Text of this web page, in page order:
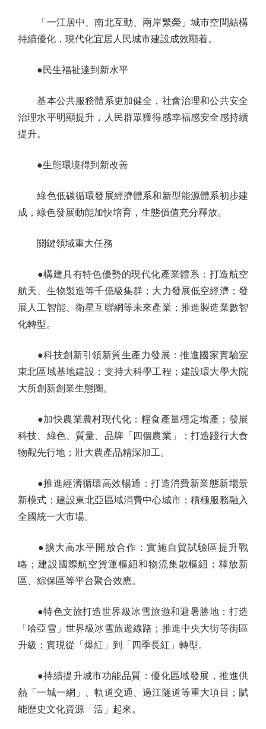
「一江居中、南北互動、兩岸繁榮」城市空間結構
持續優化，現代化宜居人民城市建設成效顯着。
●民生福祉達到新水平
基本公共服務體系更加健全，社會治理和公共安全
治理水平明顯提升，人民群眾獲得感幸福感安全感持續
提升。
●生態環境得到新改善
綠色低碳循環發展經濟體系和新型能源體系初步建
成，綠色發展動能加快培育，生態價值充分釋放。
關鍵領域重大任務
●構建具有特色優勢的現代化產業體系：打造航空
航天、生物製造等千億級集群；大力發展低空經濟；發
展人工智能、衛星互聯網等未來產業；推進製造業數智
化轉型。
●科技創新引領新質生產力發展：推進國家實驗室
東北區域基地建設；支持大科學工程；建設環大學大院
大所創新創業生態圈。
●加快農業農村現代化：糧食產量穩定增產；發展
科技、綠色、質量、品牌「四個農業」；打造踐行大食
物觀先行地；壯大農產品精深加工。
●推進經濟循環高效暢通：打造消費新業態新場景
新模式；建設東北亞區域消費中心城市；積極服務融入
全國統一大市場。
●擴大高水平開放合作：實施自貿試驗區提升戰
略；建設國際航空貨運樞紐和物流集散樞紐；釋放新
區、綜保區等平台聚合效應。
●特色文旅打造世界級冰雪旅遊和避暑勝地：打造
「哈亞雪」世界級冰雪旅遊線路；推進中央大街等街區
升級；實現從「爆紅」到「四季長紅」轉型。
●持續提升城市功能品質：優化區域發展，推進供
熱「一城一網」、軌道交通、過江隧道等重大項目；賦
能歷史文化資源「活」起來。